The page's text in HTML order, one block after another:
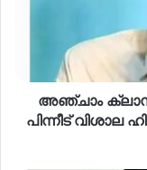
അഞ്ചാം
പിന്നീട് വിശാല